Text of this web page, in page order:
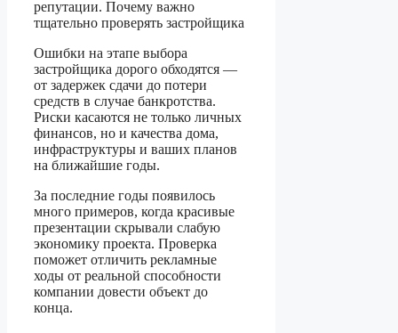
Ошибки на этапе выбора
застройщика дорого обходятся —
от задержек сдачи до потери
средств в случае банкротства.
Риски касаются не только личных
финансов, но и качества дома,
инфраструктуры и ваших планов
на ближайшие годы.
За последние годы появилось
много примеров, когда красивые
презентации скрывали слабую
экономику проекта. Проверка
поможет отличить рекламные
ходы от реальной способности
компании довести объект до
конца.